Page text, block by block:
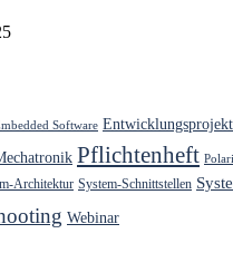
Software
Pflichtenheft
Architektur System-Schnittstellen
Webinar